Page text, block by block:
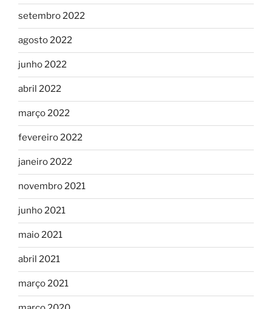
setembro 2022
agosto 2022
junho 2022
abril 2022
março 2022
fevereiro 2022
janeiro 2022
novembro 2021
junho 2021
maio 2021
abril 2021
março 2021